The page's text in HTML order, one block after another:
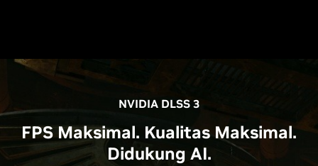
NVIDIA DLSS 3
FPS Maksimal. Kualitas Maksimal.
Didukung AI.